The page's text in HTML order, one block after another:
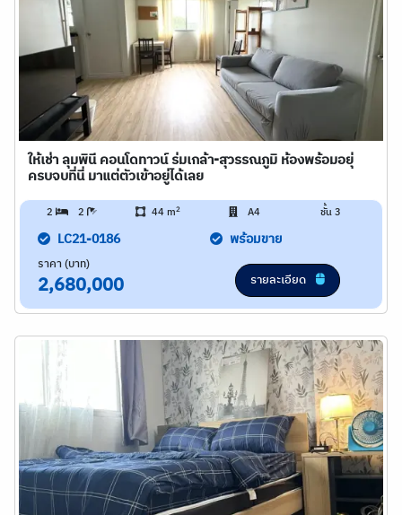
ให้เช่า ลุมพินี คอนโดทาวน์ ร่มเกล้า-สุวรรณภูมิ ห้องพร้อมอยุ่
ครบจบที่นี่ มาแต่ตัวเข้าอยู่ได้เลย
2 2 44 m2 A4 ชั้น 3
LC21-0186 พร้อมขาย
ราคา (บาท)
2,680,000 รายละเอียด